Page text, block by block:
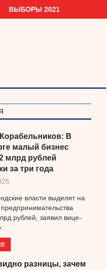
ВЫБОРЫ 2021
В
малый бизнес
млрд рублей
за три года
власти выделят на
рублей, заявил вице-
разницы, зачем